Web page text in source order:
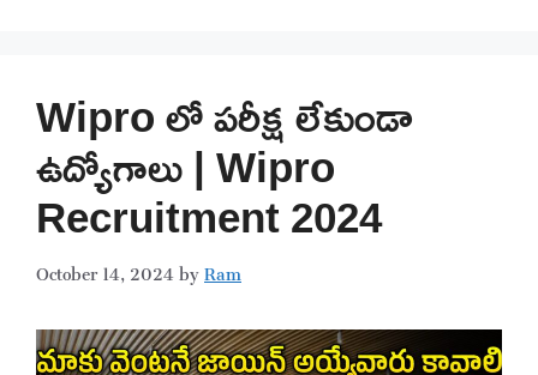
Wipro లో పరీక్ష లేకుండా
ఉద్యోగాలు | Wipro
Recruitment 2024
October 14, 2024byRam